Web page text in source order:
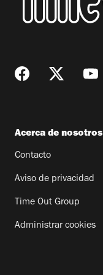
Acerca de nosotros
Contacto
Aviso de privacidad
Time Out Group
Administrar cookies